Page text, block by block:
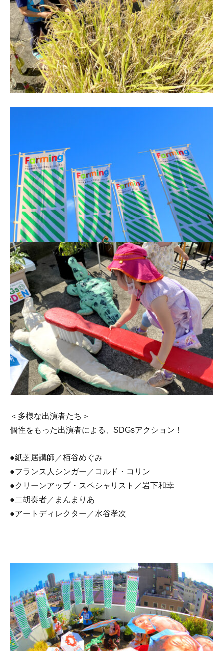
＜多様な出演者たち＞
個性をもった出演者による、SDGsアクション！
●紙芝居講師／栢谷めぐみ
●フランス人シンガー／コルド・コリン
●クリーンアップ・スペシャリスト／岩下和幸
●二胡奏者／まんまりあ
●アートディレクター／水谷孝次